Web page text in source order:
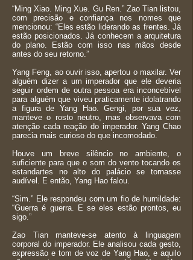
“Ming Xiao. Ming Xue. Gu Ren.” Zao Tian listou,
com precisão e confiança nos nomes que
mencionou: “Eles estão liderando as frentes. Já
estão posicionados. Já conhecem a arquitetura
do plano. Estão com isso nas mãos desde
antes do seu retorno.”
Yang Feng, ao ouvir isso, apertou o maxilar. Ver
alguém dizer a um imperador que ele deveria
seguir ordem de outra pessoa era inconcebível
para alguém que viveu praticamente idolatrando
a figura de Yang Hao. Gengi, por sua vez,
manteve o rosto neutro, mas observava com
atenção cada reação do imperador. Yang Chao
parecia mais curioso do que incomodado.
Houve um breve silêncio no ambiente, o
suficiente para que o som do vento tocando os
estandartes no alto do palácio se tornasse
audível. E então, Yang Hao falou.
“Sim.” Ele respondeu com um fio de humildade:
“Guerra é guerra. E se eles estão prontos, eu
sigo.”
Zao Tian manteve-se atento à linguagem
corporal do imperador. Ele analisou cada gesto,
expressão e tom de voz de Yang Hao, e aquilo